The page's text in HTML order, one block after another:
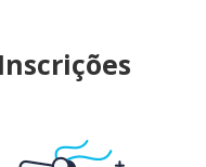
Inscrições